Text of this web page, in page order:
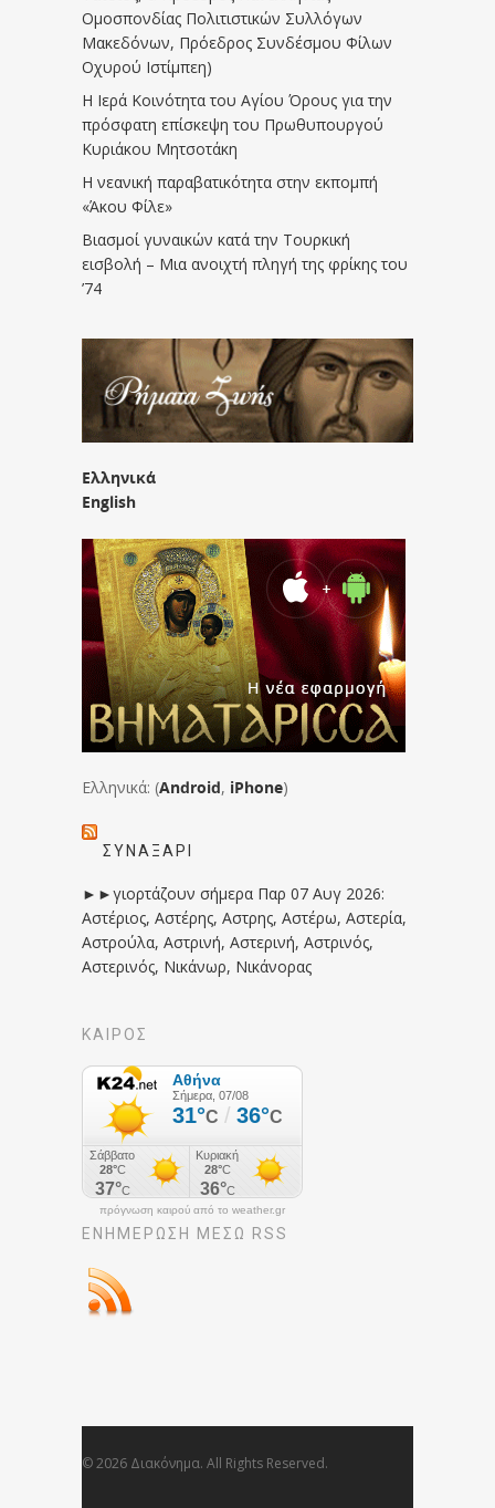
Ομοσπονδίας Πολιτιστικών Συλλόγων
Μακεδόνων, Πρόεδρος Συνδέσμου Φίλων
Οχυρού Ιστίμπεη)
Η Ιερά Κοινότητα του Αγίου Όρους για την
πρόσφατη επίσκεψη του Πρωθυπουργού
Κυριάκου Μητσοτάκη
Η νεανική παραβατικότητα στην εκπομπή
«Άκου Φίλε»
Βιασμοί γυναικών κατά την Τουρκική
εισβολή – Μια ανοιχτή πληγή της φρίκης του
’74
Ελληνικά
English
Ελληνικά: (Android, iPhone)
ΣΥΝΑΞΆΡΙ
►►γιορτάζουν σήμερα Παρ 07 Αυγ 2026:
Αστέριος, Αστέρης, Αστρης, Αστέρω, Αστερία,
Αστρούλα, Αστρινή, Αστερινή, Αστρινός,
Αστερινός, Νικάνωρ, Νικάνορας
ΚΑΙΡΟΣ
πρόγνωση καιρού από το weather.gr
ΕΝΗΜΈΡΩΣΉ ΜΕΣΩ RSS
© 2026 Διακόνημα. All Rights Reserved.